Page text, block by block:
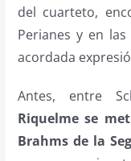
del cuarteto,
Perianes y en
acordada
Antes, entre
Riquelme se
Brahms de la